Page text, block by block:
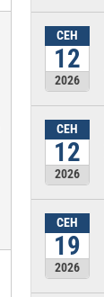
СЕН
12
2026
СЕН
12
2026
СЕН
19
2026